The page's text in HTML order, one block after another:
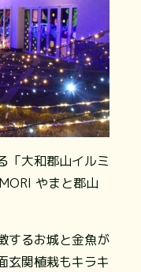
「大和郡山イルミ
やまと郡山
するお城と金魚が
玄関植栽もキラキ